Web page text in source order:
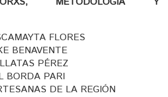
FLORES
BENAVENTE
PÉREZ
BORDA PARI
DE LA REGIÓN